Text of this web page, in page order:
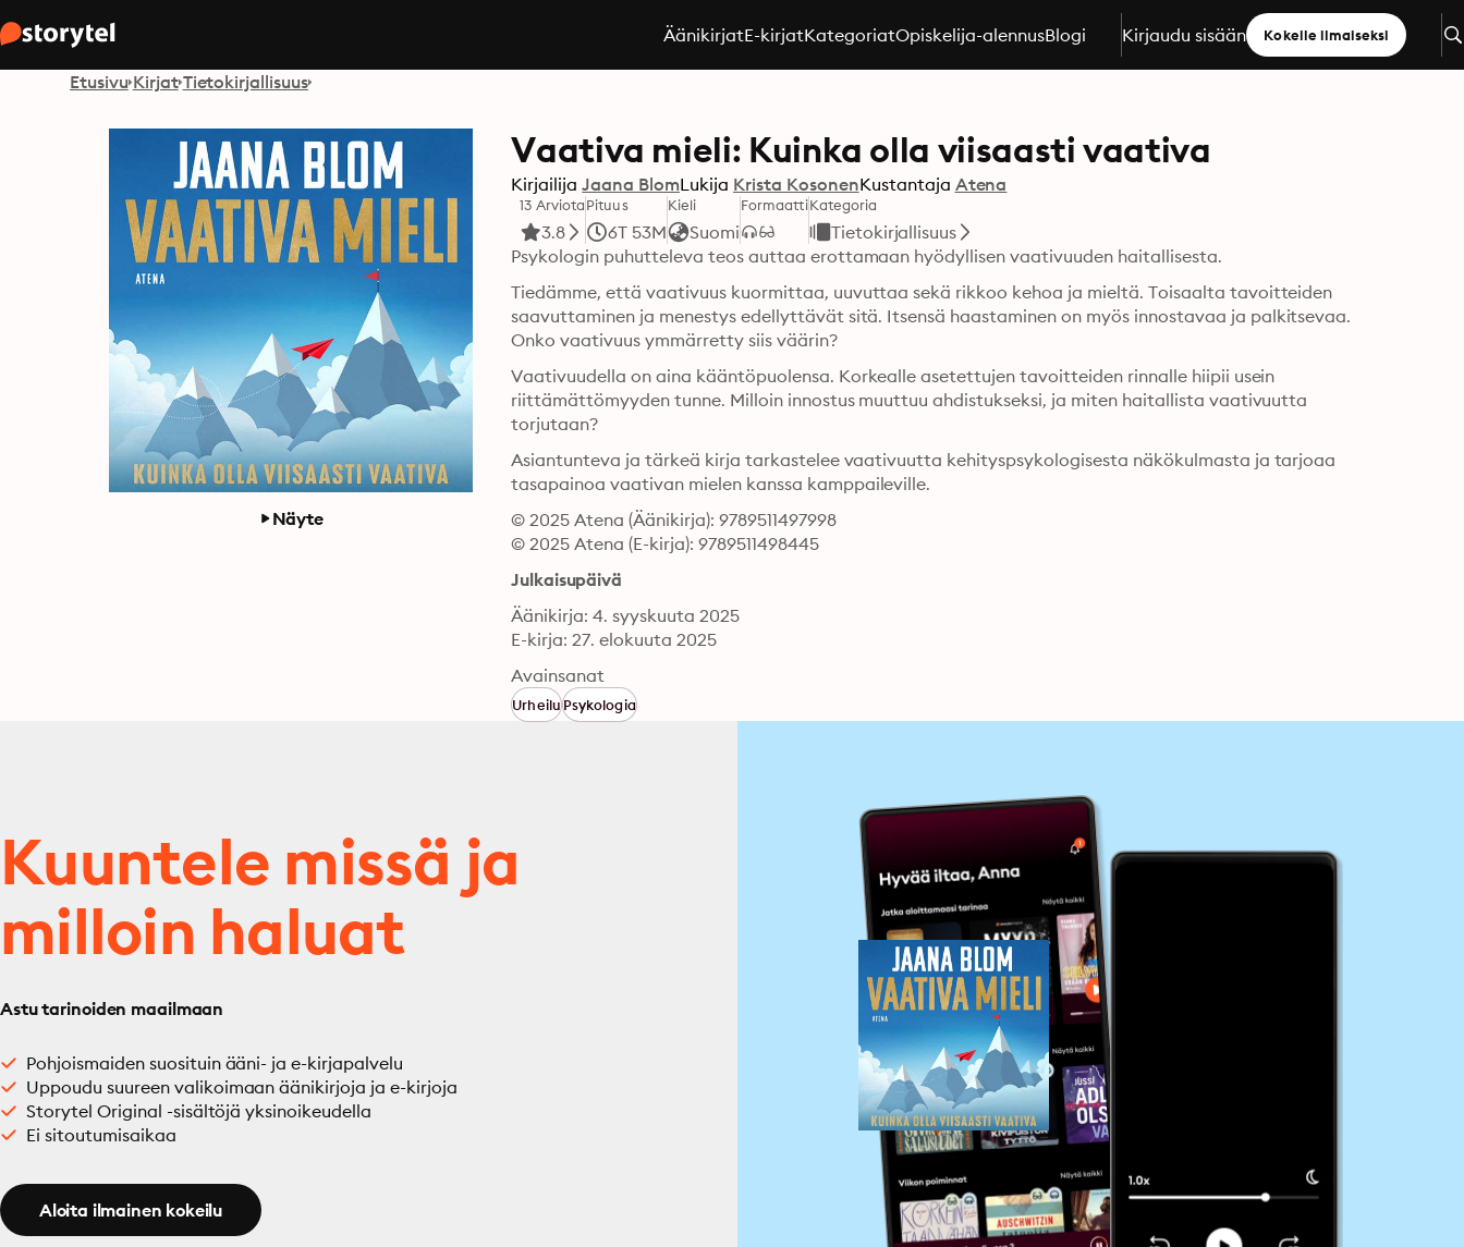
ÄänikirjatE-kirjatKategoriatOpiskelija-alennusBlogi Kirjaudu sisään Kokeile ilmaiseksi
Etusivu Kirjat Tietokirjallisuus
Näyte
Vaativa mieli: Kuinka olla viisaasti vaativa
Kirjailija Jaana BlomLukija Krista KosonenKustantaja Atena
13 Arviota
3.8
Pituus
6T 53M
Kieli
Suomi
FormaattiKategoria
Tietokirjallisuus
Psykologin puhutteleva teos auttaa erottamaan hyödyllisen vaativuuden haitallisesta.
Tiedämme, että vaativuus kuormittaa, uuvuttaa sekä rikkoo kehoa ja mieltä. Toisaalta tavoitteiden
saavuttaminen ja menestys edellyttävät sitä. Itsensä haastaminen on myös innostavaa ja palkitsevaa.
Onko vaativuus ymmärretty siis väärin?
Vaativuudella on aina kääntöpuolensa. Korkealle asetettujen tavoitteiden rinnalle hiipii usein
riittämättömyyden tunne. Milloin innostus muuttuu ahdistukseksi, ja miten haitallista vaativuutta
torjutaan?
Asiantunteva ja tärkeä kirja tarkastelee vaativuutta kehityspsykologisesta näkökulmasta ja tarjoaa
tasapainoa vaativan mielen kanssa kamppaileville.
© 2025 Atena (Äänikirja): 9789511497998
© 2025 Atena (E-kirja): 9789511498445
Julkaisupäivä
Äänikirja: 4. syyskuuta 2025
E-kirja: 27. elokuuta 2025
Avainsanat
UrheiluPsykologia
Kuuntele missä ja
milloin haluat
Astu tarinoiden maailmaan
Pohjoismaiden suosituin ääni- ja e-kirjapalvelu
Uppoudu suureen valikoimaan äänikirjoja ja e-kirjoja
Storytel Original -sisältöjä yksinoikeudella
Ei sitoutumisaikaa
Aloita ilmainen kokeilu